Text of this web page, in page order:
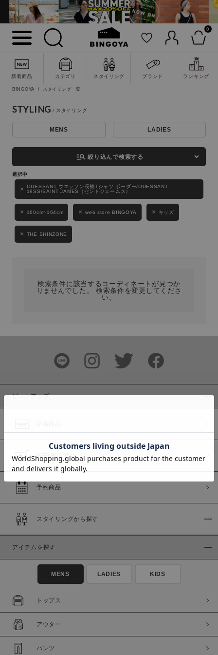
0
新着商品 カテゴリ スタイリング ブランド ランキング
詳細検索
キーワード
性別
価格
商品タイプ
通常商品
在庫
在庫あり 在庫なし含む
BINGOYA スタイリング一覧
STYLING
MENS LADIES
manage_search 絞り込んで検索する
OUESSANT ウエッソン長袖Tシャツ ボーダー/OUESSANT-
19SS/SAINT JAMES（セントジェームス）
160cm~164cm web store BINGOYA キッズ
THE SHINZONE
検索条件に該当するコーディネートが見つか
りませんでした。 検索条件を変更してくださ
い。
ピックアップ
WEB限定商品
予約商品
スタイリングから探す
アイテムを探す
MENS LADIES KIDS
トップス
アウター
パンツ